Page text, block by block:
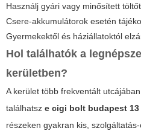
Használj gyári vagy minősített töltőt.
Csere-akkumulátorok esetén
Gyermekektől és háziállatoktól
Hol találhatók a
kerületben?
A kerület több frekventált
találhatsz e cigi bolt budapest
részeken gyakran kis,